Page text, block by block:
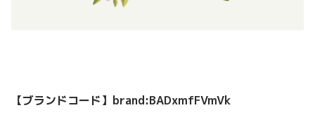
【ブランドコード】brand:BADxmfFVmVk